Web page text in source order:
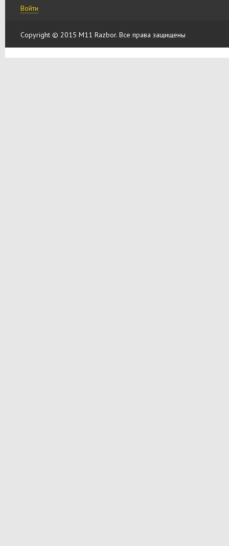
Войти
Copyright © 2015 M11 Razbor. Все права защищены